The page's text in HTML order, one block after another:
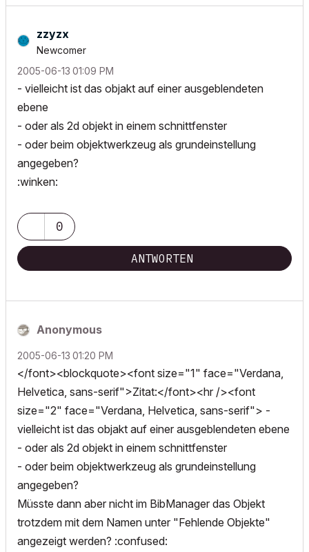
zzyzx
Newcomer
‎2005-06-13 01:09 PM
- vielleicht ist das objakt auf einer ausgeblendeten
ebene
- oder als 2d objekt in einem schnittfenster
- oder beim objektwerkzeug als grundeinstellung
angegeben?
:winken:
0
ANTWORTEN
Anonymous
‎2005-06-13 01:20 PM
</font><blockquote><font size="1" face="Verdana,
Helvetica, sans-serif">Zitat:</font><hr /><font
size="2" face="Verdana, Helvetica, sans-serif"> -
vielleicht ist das objakt auf einer ausgeblendeten ebene
- oder als 2d objekt in einem schnittfenster
- oder beim objektwerkzeug als grundeinstellung
angegeben?
Müsste dann aber nicht im BibManager das Objekt
trotzdem mit dem Namen unter "Fehlende Objekte"
angezeigt werden? :confused: